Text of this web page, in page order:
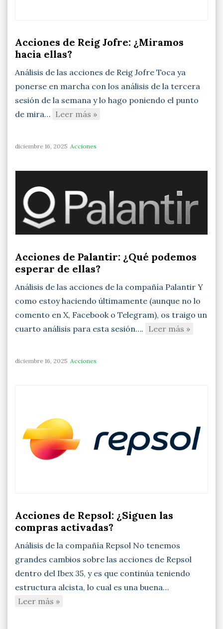
Acciones de Reig Jofre: ¿Miramos
hacia ellas?
Análisis de las acciones de Reig Jofre Toca ya
ponerse en marcha con los análisis de la tercera
sesión de la semana y lo hago poniendo el punto
de mira… Leer más »
diciembre 16, 2025 Acciones
Acciones de Palantir: ¿Qué podemos
esperar de ellas?
Análisis de las acciones de la compañía Palantir Y
como estoy haciendo últimamente (aunque no lo
comento en X, Facebook o Telegram), os traigo un
cuarto análisis para esta sesión…. Leer más »
diciembre 16, 2025 Acciones
Acciones de Repsol: ¿Siguen las
compras activadas?
Análisis de la compañía Repsol No tenemos
grandes cambios sobre las acciones de Repsol
dentro del Ibex 35, y es que continúa teniendo
estructura alcista, lo cual es una buena…
Leer más »